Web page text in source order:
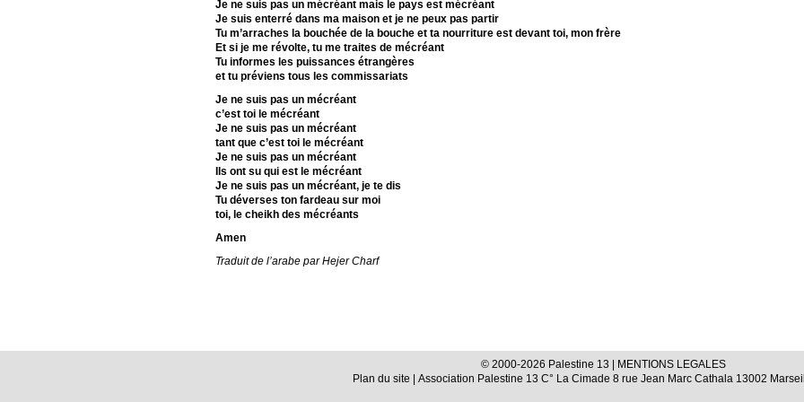
Je ne suis pas un mécréant mais le pays est mécréant
Je suis enterré dans ma maison et je ne peux pas partir
Tu m’arraches la bouchée de la bouche et ta nourriture est devant toi, mon frère
Et si je me révolte, tu me traites de mécréant
Tu informes les puissances étrangères
et tu préviens tous les commissariats
Je ne suis pas un mécréant
c’est toi le mécréant
Je ne suis pas un mécréant
tant que c’est toi le mécréant
Je ne suis pas un mécréant
Ils ont su qui est le mécréant
Je ne suis pas un mécréant, je te dis
Tu déverses ton fardeau sur moi
toi, le cheikh des mécréants
Amen
Traduit de l’arabe par Hejer Charf
© 2000-2026 Palestine 13 |
MENTIONS LEGALES
Plan du site | Association Palestine 13 C° La Cimade 8 rue Jean Marc Cathala 13002